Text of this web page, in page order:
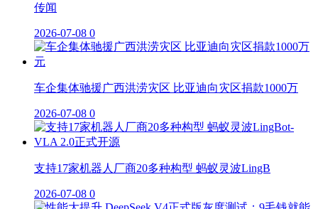
传闻
2026-07-08 0
车企集体驰援广西洪涝灾区 比亚迪向灾区捐款1000万
2026-07-08 0
支持17家机器人厂商20多种构型 蚂蚁灵波LingB
2026-07-08 0